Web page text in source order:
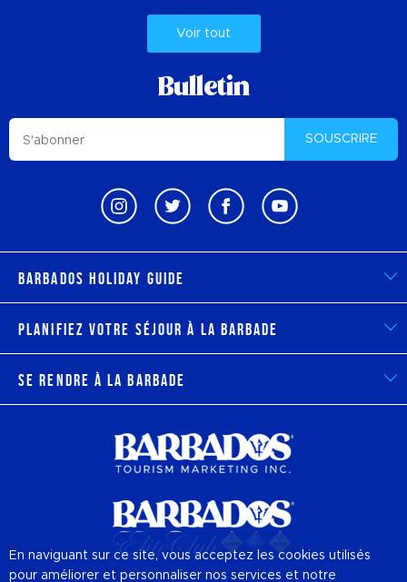
Voir tout
Bulletin
SOUSCRIRE
Barbados Holiday Guide
Planifiez votre séjour à la Barbade
Se rendre à la Barbade
En naviguant sur ce site, vous acceptez les cookies utilisés
pour améliorer et personnaliser nos services et notre